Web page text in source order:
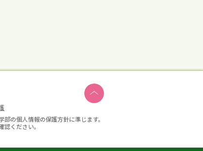
部の個人情報の保護方針に準じます。
認ください。